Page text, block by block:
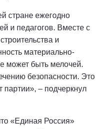
стране ежегодно
и педагогов. Вместе с
и
материально-
может быть мелочей.
безопасности. Это
партии», – подчеркнул
«Единая Россия»